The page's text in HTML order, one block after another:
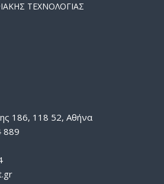
ΤΕΧΝΟΛΟΓΙΑΣ
186, 118 52, Αθήνα
889